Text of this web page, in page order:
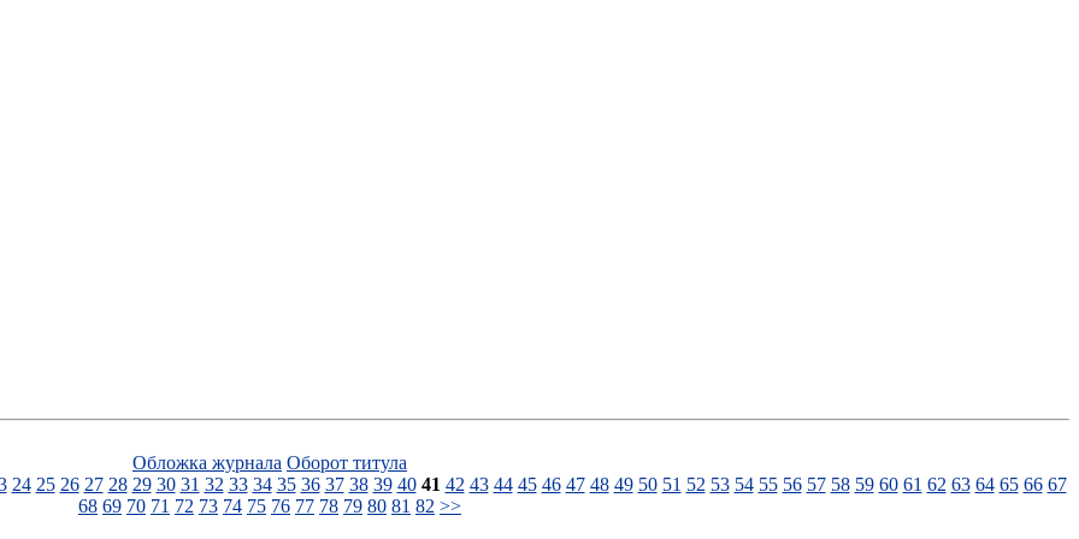
Обложка журнала Оборот титула
24 25 26 27 28 29 30 31 32 33 34 35 36 37 38 39 40 41 42 43 44 45 46 47 48 49 50 51 52 53 54 55 56 57 58 59 60 61 62 63 64 65 66 67
68 69 70 71 72 73 74 75 76 77 78 79 80 81 82 >>